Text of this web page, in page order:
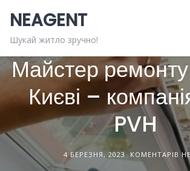
content
NEAGENT
Шукай житло зручно!БУДІВНИЦТВО ТА РЕМОНТ
Майстер ремонту
Києві –
PVH
4 БЕРЕЗНЯ, 2023 КОМЕНТАРІВ